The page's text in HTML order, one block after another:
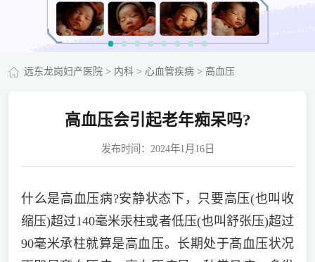
远东龙岗妇产医院> 内科> 心血管疾病> 高血压
高血压会引起老年痴呆吗?
发布时间：2024年1月16日
什么是高血压病?安静状态下，只要高压(也叫收
缩压)超过140毫米汞柱或者低压(也叫舒张压)超过
90毫米承柱就算是高血压。长期处于髙血压状况